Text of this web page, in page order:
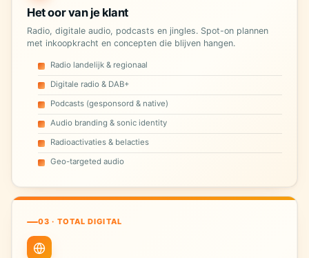
Het oor van je klant
Radio, digitale audio, podcasts en jingles. Spot-on plannen
met inkoopkracht en concepten die blijven hangen.
Radio landelijk & regionaal
Digitale radio & DAB+
Podcasts (gesponsord & native)
Audio branding & sonic identity
Radioactivaties & belacties
Geo-targeted audio
03 · TOTAL DIGITAL